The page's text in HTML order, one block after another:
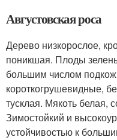
Августовская роса
Дерево низкорослое,
поникшая. Плоды
большим числом
короткогрушевидные,
тусклая. Мякоть белая,
Зимостойкий и
устойчивостью к